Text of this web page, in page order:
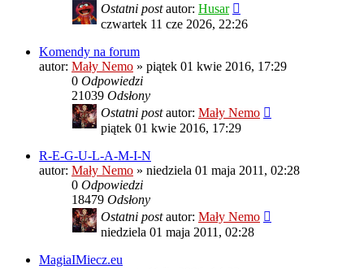
Ostatni postautor: Husar
czwartek 11 cze 2026, 22:26
Komendy na forum
autor: Mały Nemo » piątek 01 kwie 2016, 17:29
0 Odpowiedzi
21039 Odsłony
Ostatni postautor: Mały Nemo
piątek 01 kwie 2016, 17:29
R-E-G-U-L-A-M-I-N
autor: Mały Nemo » niedziela 01 maja 2011, 02:28
0 Odpowiedzi
18479 Odsłony
Ostatni postautor: Mały Nemo
niedziela 01 maja 2011, 02:28
MagiaIMiecz.eu